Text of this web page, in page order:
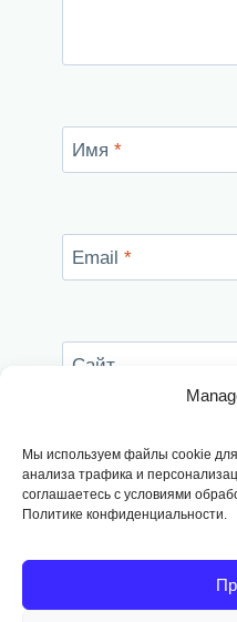
Мы используем файлы cookie
анализа трафика и
соглашаетесь с условиями
Политике конфиденциальности.
Имя *
Email *
Сайт
этом браузере
комментариев.